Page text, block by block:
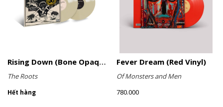
Rising Down (Bone Opaque Vinyl)
The Roots
Hết hàng
Fever Dream (Red Vinyl)
Of Monsters and Men
780.000